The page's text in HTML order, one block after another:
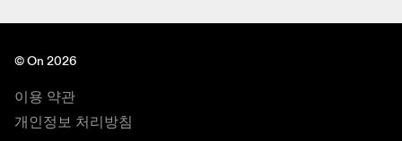
© On 2026
이용 약관
개인정보 처리방침